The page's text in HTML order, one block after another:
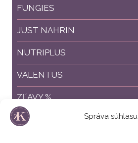
Správa súhlasu
FUNGIES
JUST NAHRIN
NUTRIPLUS
VALENTUS
ZĽAVY %
ZVÝHODNENÉ BALÍČKY